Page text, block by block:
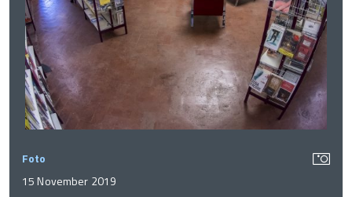
Foto
15 November 2019